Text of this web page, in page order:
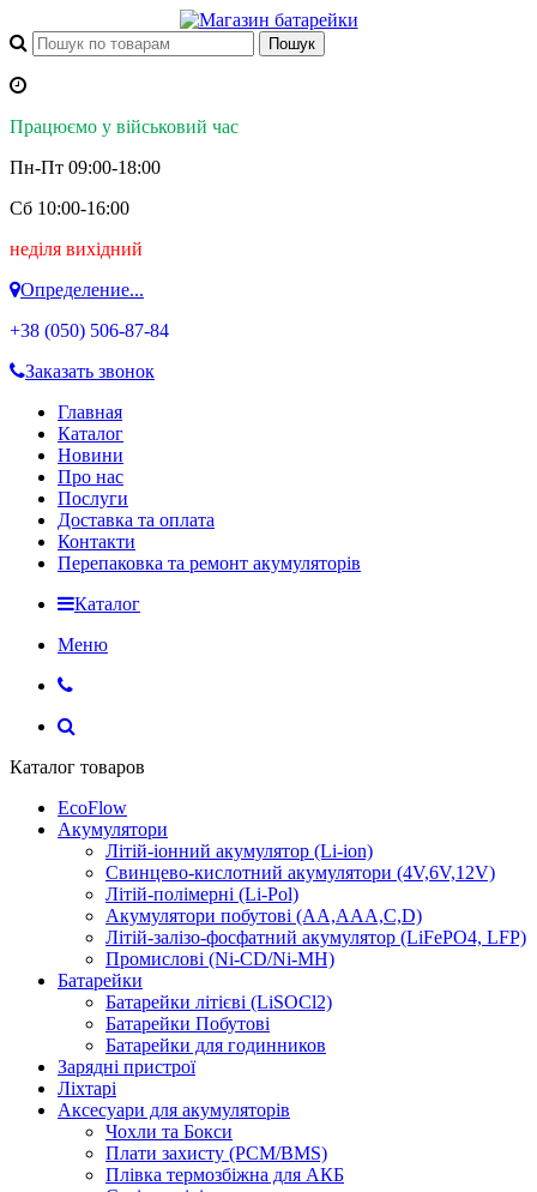
Працюємо у військовий час
Пн-Пт 09:00-18:00
Сб 10:00-16:00
неділя вихідний
Определение...
+38 (050) 506-87-84
Заказать звонок
Главная
Каталог
Новини
Про нас
Послуги
Доставка та оплата
Контакти
Перепаковка та ремонт акумуляторів
Каталог
Меню
Каталог товаров
EcoFlow
Акумулятори
Літій-іонний акумулятор (Li-ion)
Свинцево-кислотний акумулятори (4V,6V,12V)
Літій-полімерні (Li-Pol)
Акумулятори побутові (AA,AAA,C,D)
Літій-залізо-фосфатний акумулятор (LiFePO4, LFP)
Промислові (Ni-CD/Ni-MH)
Батарейки
Батарейки літієві (LiSOCl2)
Батарейки Побутові
Батарейки для годинников
Зарядні пристрої
Ліхтарі
Аксесуари для акумуляторів
Чохли та Бокси
Плати захисту (PCM/BMS)
Плівка термозбіжна для АКБ